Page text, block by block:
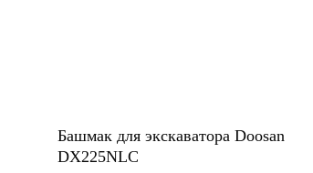
Башмак для экскаватора Doosan
DX225NLC